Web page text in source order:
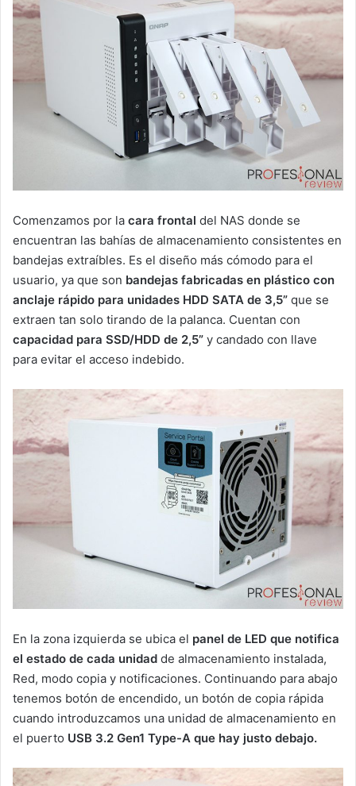
Comenzamos por la cara frontal del NAS donde se
encuentran las bahías de almacenamiento consistentes en
bandejas extraíbles. Es el diseño más cómodo para el
usuario, ya que son bandejas fabricadas en plástico con
anclaje rápido para unidades HDD SATA de 3,5” que se
extraen tan solo tirando de la palanca. Cuentan con
capacidad para SSD/HDD de 2,5” y candado con llave
para evitar el acceso indebido.
En la zona izquierda se ubica el panel de LED que notifica
el estado de cada unidad de almacenamiento instalada,
Red, modo copia y notificaciones. Continuando para abajo
tenemos botón de encendido, un botón de copia rápida
cuando introduzcamos una unidad de almacenamiento en
el puerto USB 3.2 Gen1 Type-A que hay justo debajo.